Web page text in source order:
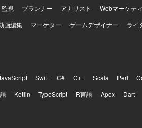
視 プランナー アナリスト Webマーケテ
画編集 マーケター ゲームデザイナー ライ
Swift C# C++ Scala Perl
Kotlin TypeScript R言語 Apex Dart